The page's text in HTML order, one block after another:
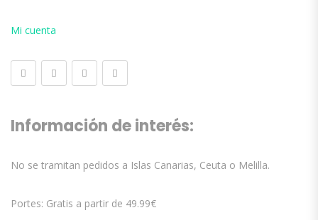
Mi cuenta
Información de interés:
No se tramitan pedidos a Islas Canarias, Ceuta o Melilla.
Portes: Gratis a partir de 49.99€